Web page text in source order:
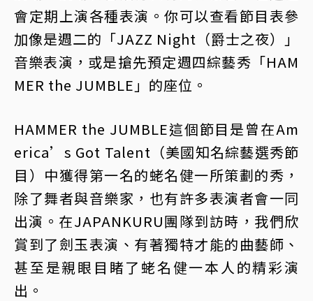
會定期上演各種表演。你可以查看節目表參
加像是週二的「JAZZ Night（爵士之夜）」
音樂表演，或是搶先預定週四綜藝秀「HAM
MER the JUMBLE」的座位。
HAMMER the JUMBLE這個節目是曾在Am
erica’s Got Talent（美國知名綜藝選秀節
目）中獲得第一名的蛯名健一所策劃的秀，
除了舞者與音樂家，也有許多表演者會一同
出演。在JAPANKURU團隊到訪時，我們欣
賞到了劍玉表演、有著獨特才能的曲藝師、
甚至是親眼目睹了蛯名健一本人的精彩演
出。